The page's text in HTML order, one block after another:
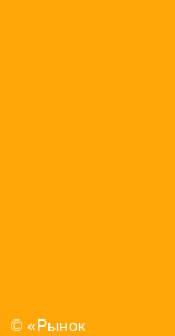
© «Рынок